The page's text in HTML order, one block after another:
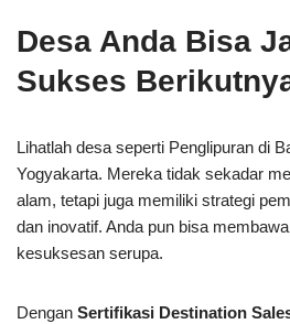
Desa Anda Bisa
Sukses
Lihatlah desa seperti Penglipuran di
Yogyakarta. Mereka tidak sekadar
alam, tetapi juga memiliki strategi
dan inovatif. Anda pun bisa
kesuksesan serupa.
Dengan Sertifikasi Destination